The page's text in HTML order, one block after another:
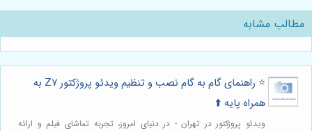
مطالب مشابه
⭐️ راهنمای گام به گام نصب و تنظیم ویدئو پروژکتور Z7 به
همراه پایه ⬆️
ویدئو پروژکتور در تهران - در دنیای امروز، تجربه تماشای فیلم و ارائه